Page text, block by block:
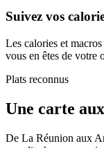
Suivez vos
Les calories et
vous en êtes de votre
Plats reconnus
Une carte
De La Réunion aux